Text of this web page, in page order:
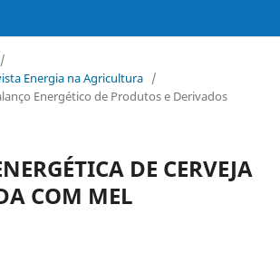
/
Energia na Agricultura /
Energético de Produtos e Derivados
DE CERVEJA
COM MEL